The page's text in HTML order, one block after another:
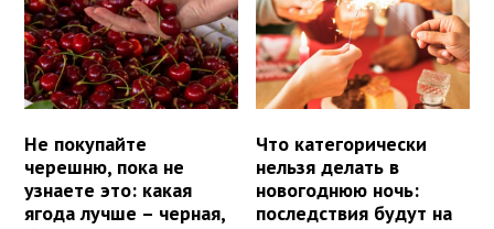
Не покупайте
черешню, пока не
узнаете это: какая
ягода лучше – черная,
Что категорически
нельзя делать в
новогоднюю ночь:
последствия будут на